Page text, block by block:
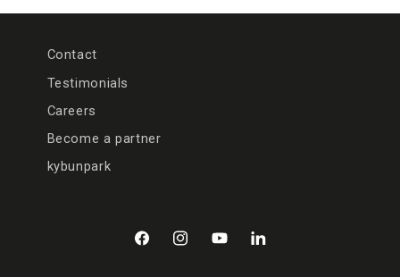
Contact
Testimonials
Careers
Become a partner
kybunpark
FacebookInstagramYouTubeLinkedIn